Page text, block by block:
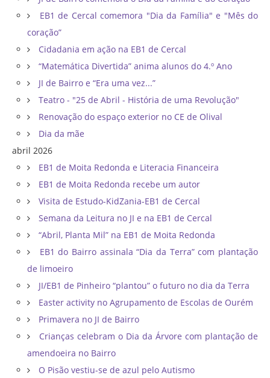
EB1 de Cercal comemora "Dia da Família" e "Mês do
coração”
Cidadania em ação na EB1 de Cercal
“Matemática Divertida” anima alunos do 4.º Ano
JI de Bairro e “Era uma vez...”
Teatro - "25 de Abril - História de uma Revolução"
Renovação do espaço exterior no CE de Olival
Dia da mãe
abril 2026
EB1 de Moita Redonda e Literacia Financeira
EB1 de Moita Redonda recebe um autor
Visita de Estudo-KidZania-EB1 de Cercal
Semana da Leitura no JI e na EB1 de Cercal
“Abril, Planta Mil” na EB1 de Moita Redonda
EB1 do Bairro assinala “Dia da Terra” com plantação
de limoeiro
JI/EB1 de Pinheiro “plantou” o futuro no dia da Terra
Easter activity no Agrupamento de Escolas de Ourém
Primavera no JI de Bairro
Crianças celebram o Dia da Árvore com plantação de
amendoeira no Bairro
O Pisão vestiu-se de azul pelo Autismo